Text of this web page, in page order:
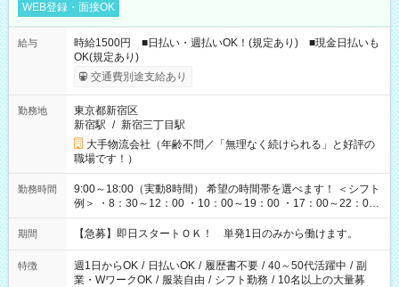
WEB登録・面接OK
給与
時給1500円 ■日払い・週払いOK！(規定あり) ■現金日払いも
OK(規定あり)
交通費別途支給あり
勤務地
東京都新宿区
新宿駅 / 新宿三丁目駅
大手物流会社（年齢不問／「無理なく続けられる」と好評の
職場です！）
勤務時間
9:00～18:00（実動8時間） 希望の時間帯を選べます！ ＜シフト
例＞ ・8：30～12：00 ・10：00～19：00 ・17：00～22：00
・13：00～22：00 ・22：00～翌6：00 など
期間 【急募】即日スタートＯＫ！ 単発1日のみから働けます。
特徴 週1日からOK / 日払いOK / 履歴書不要 / 40～50代活躍中 / 副
業・WワークOK / 服装自由 / シフト勤務 / 10名以上の大量募